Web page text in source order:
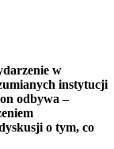
w
instytucji
odbywa –
o tym, co